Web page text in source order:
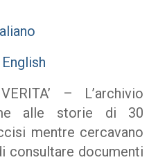
– L’archivio
alle storie di 30
mentre cercavano
consultare documenti